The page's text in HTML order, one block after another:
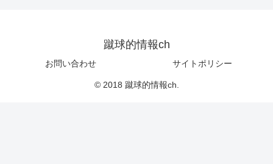
蹴球的情報ch
お問い合わせ サイトポリシー
© 2018 蹴球的情報ch.